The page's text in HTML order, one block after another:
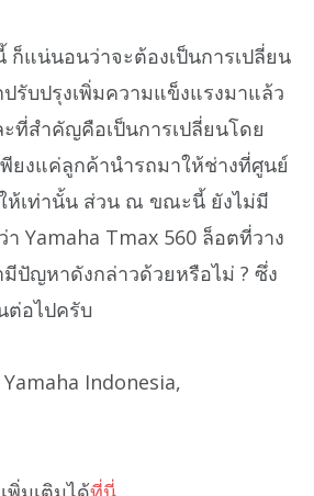
แน่นอนว่าจะต้องเป็นการเปลี่ยน
รับปรุงเพิ่มความแข็งแรงมาแล้ว
ะที่สำคัญคือเป็นการเปลี่ยนโดย
ยงแค่ลูกค้านำรถมาให้ช่างที่ศูนย์
ให้เท่านั้น ส่วน ณ ขณะนี้ ยังไม่มี
Yamaha Tmax 560 ล็อตที่วาง
มีปัญหาดังกล่าวด้วยหรือไม่ ? ซึ่ง
ต่อไปครับ
Indonesia,